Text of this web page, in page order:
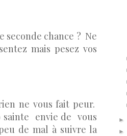
seconde chance ? Ne
mais pesez vos
ne vous fait peur.
envie de vous
de mal à suivre la
►
►